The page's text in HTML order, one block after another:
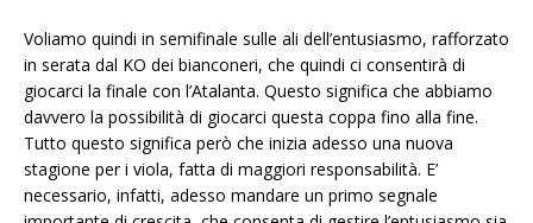
Voliamo quindi in semifinale sulle ali dell’entusiasmo, rafforzato
in serata dal KO dei bianconeri, che quindi ci consentirà di
giocarci la finale con l’Atalanta. Questo significa che abbiamo
davvero la possibilità di giocarci questa coppa fino alla fine.
Tutto questo significa però che inizia adesso una nuova
stagione per i viola, fatta di maggiori responsabilità. E’
necessario, infatti, adesso mandare un primo segnale